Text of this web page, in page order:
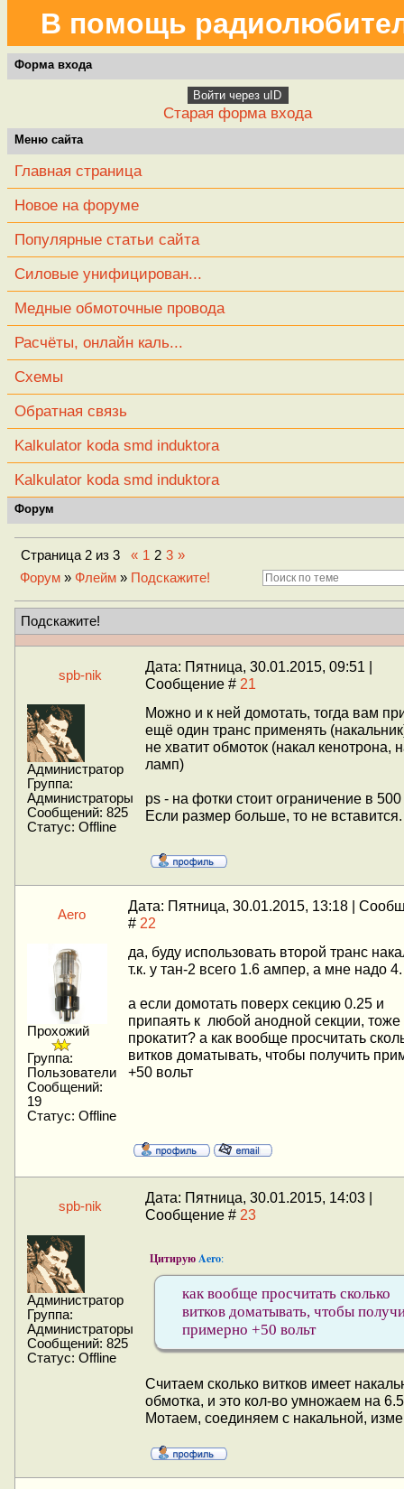
В помощь
Форма входа
Войти через uID
Старая форма входа
Меню сайта
Главная страница
Новое на форуме
Популярные статьи сайта
Силовые унифицирован...
Медные обмоточные провода
Расчёты, онлайн каль...
Схемы
Обратная связь
Kalkulator koda smd induktora
Kalkulator koda smd induktora
Форум
Страница 2 из 3 « 1 2 3 »
Форум » Флейм » Подскажите!
Подскажите!
spb-nik
Дата: Пятница, 30.01.2015, 09:51 |
Сообщение # 21
Администратор
Группа:
Администраторы
Сообщений: 825
Статус: Offline
Можно и к ней домотать, тогда вам
ещё один транс применять
не хватит обмоток (накал кенотрона,
ламп)
ps - на фотки стоит ограничение в 500
Если размер больше, то не вставится.
Aero
Дата: Пятница, 30.01.2015, 13:18 |
# 22
Прохожий
Группа:
Пользователи
Сообщений:
19
Статус: Offline
да, буду использовать второй транс
т.к. у тан-2 всего 1.6 ампер, а мне надо 4.
а если домотать поверх секцию 0.25 и
припаять к любой анодной секции, тоже
прокатит? а как вообще просчитать
витков доматывать, чтобы получить
+50 вольт
spb-nik
Дата: Пятница, 30.01.2015, 14:03 |
Сообщение # 23
Администратор
Группа:
Администраторы
Сообщений: 825
Статус: Offline
ЦитируюAero:
как вообще просчитать сколько
витков доматывать, чтобы
примерно +50 вольт
Считаем сколько витков имеет
обмотка, и это кол-во умножаем на
Мотаем, соединяем с накальной,